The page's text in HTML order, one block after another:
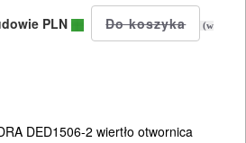
PLN
(w
DED1506-2 wiertło otwornica